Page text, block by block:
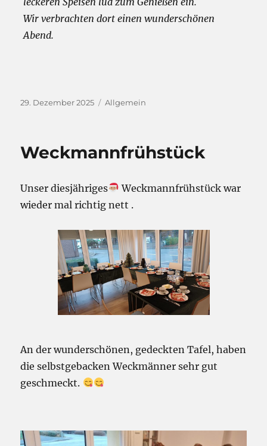
Wir verbrachten dort einen wunderschönen
Abend.
Veröffentlicht
29. Dezember 2025 Kategorien
Allgemein
Weckmannfrühstück
Unser diesjähriges
Weckmannfrühstück war
wieder mal richtig nett .
An der wunderschönen, gedeckten Tafel, haben
die selbstgebacken Weckmänner sehr gut
geschmeckt.